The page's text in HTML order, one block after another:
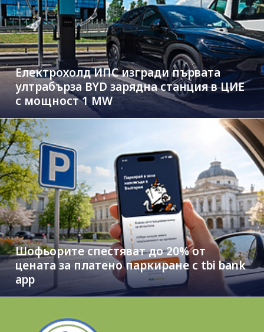
Електрохолд ИПС изгради първата
ултрабърза BYD зарядна станция в ЦИЕ
с мощност 1 MW
Шофьорите спестяват до 20% от
цената за платено паркиране с tbi bank
app